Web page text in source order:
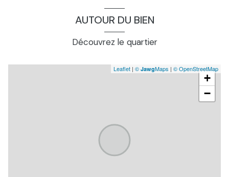
AUTOUR DU BIEN
Découvrez le quartier
+
−
Leaflet | © JawgMaps | © OpenStreetMap